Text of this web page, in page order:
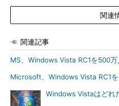
関連
関連記事
MS、Windows Vista RC1を500万
Microsoft、Windows Vista RC1を
Windows Vistaはどれ